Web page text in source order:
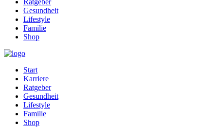
Ratgeber
Gesundheit
Lifestyle
Familie
Shop
Start
Karriere
Ratgeber
Gesundheit
Lifestyle
Familie
Shop